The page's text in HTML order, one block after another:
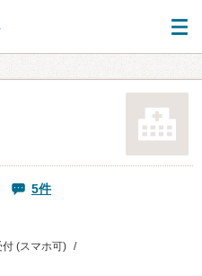
5件
付 (スマホ可)